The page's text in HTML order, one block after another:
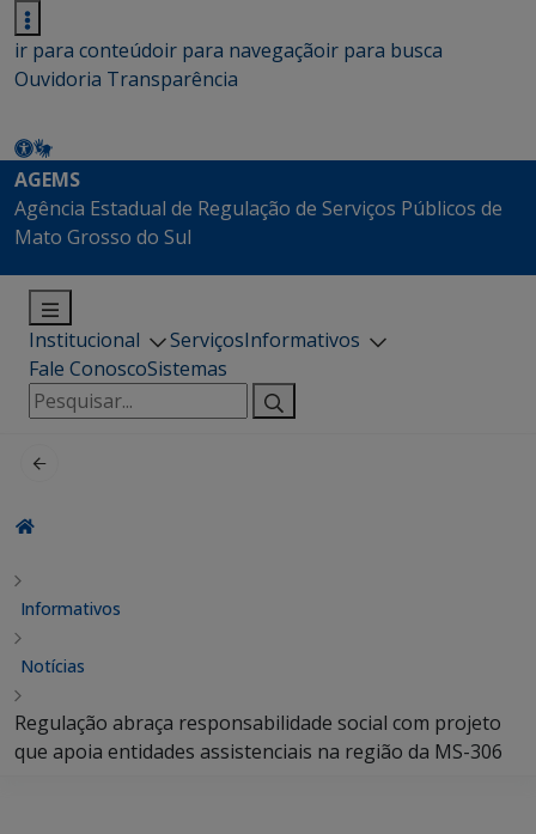
ir para conteúdoir para navegaçãoir para busca
Ouvidoria Transparência
AGEMS
Agência Estadual de Regulação de Serviços Públicos de
Mato Grosso do Sul
Institucional ServiçosInformativos
Fale ConoscoSistemas
Pesquisar
por:
Informativos
Notícias
Regulação abraça responsabilidade social com projeto
que apoia entidades assistenciais na região da MS-306